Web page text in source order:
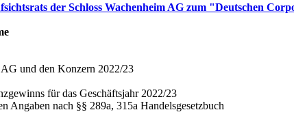
der Schloss Wachenheim AG zum "Deutschen
und den Konzern 2022/23
für das Geschäftsjahr 2022/23
Angaben nach §§ 289a, 315a Handelsgesetzbuch